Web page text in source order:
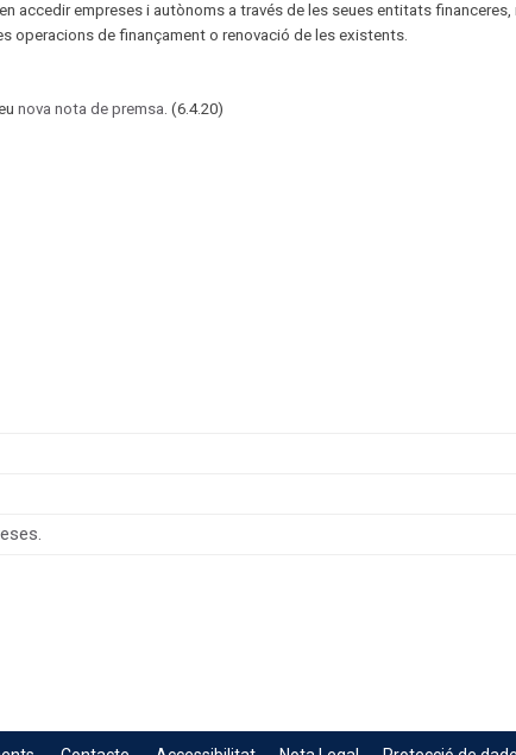
accedir empreses i autònoms a través de les seues entitats
operacions de finançament o renovació de les existents.
nova nota de premsa. (6.4.20)